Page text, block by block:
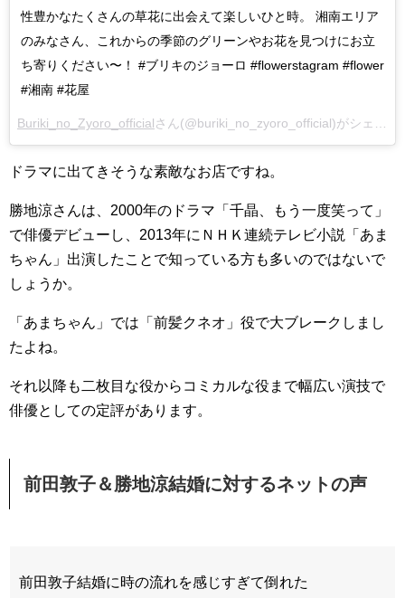
性豊かなたくさんの草花に出会えて楽しいひと時。
湘南エリア
のみなさん、これからの季節のグリーンやお花を見つけにお立
ち寄りください〜！
#ブリキのジョーロ #flowerstagram #flower
#湘南 #花屋
Buriki_no_Zyoro_officialさん(@buriki_no_zyoro_official)がシェアした投稿 –
ドラマに出てきそうな素敵なお店ですね。
勝地涼さんは、2000年のドラマ「千晶、もう一度笑って」
で俳優デビューし、2013年にＮＨＫ連続テレビ小説「 あま
ちゃん 」出演したことで知っている方も多いのではないで
しょうか。
「あまちゃん」では「前髪クネオ」役で大ブレークしまし
たよね。
それ以降も二枚目な役からコミカルな役まで幅広い演技で
俳優としての定評があります。
前田敦子＆勝地涼結婚に対するネットの声
前田敦子結婚に時の流れを感じすぎて倒れた